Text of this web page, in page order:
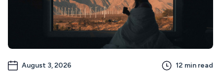
August 3, 2026 12 min read